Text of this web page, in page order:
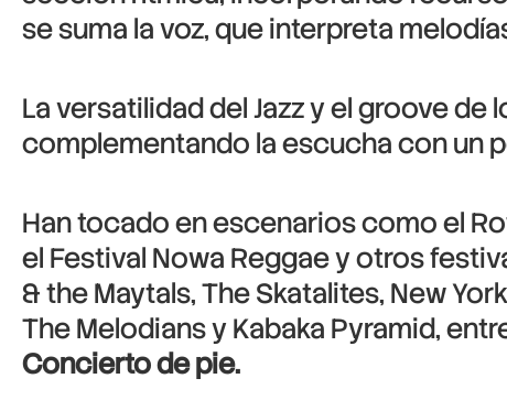
se suma la voz, que interpreta
La versatilidad del Jazz y el groove
complementando la escucha con un
Han tocado en escenarios como el
el Festival Nowa Reggae y otros
& the Maytals, The Skatalites, New
The Melodians y Kabaka Pyramid,
Concierto de pie.